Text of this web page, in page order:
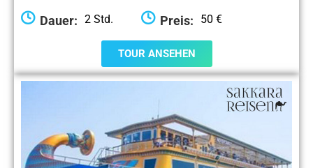
Dauer: 2 Std. Preis: 50 €
TOUR ANSEHEN